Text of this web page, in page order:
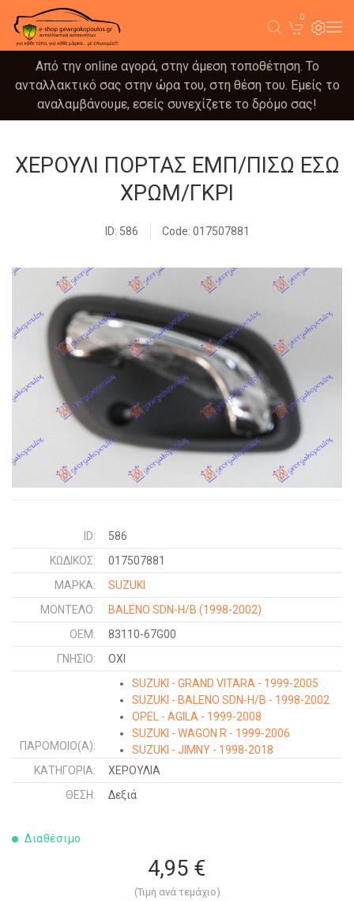
0
Από την online αγορά, στην άμεση τοποθέτηση. Το
ανταλλακτικό σας στην ώρα του, στη θέση του. Εμείς το
αναλαμβάνουμε, εσείς συνεχίζετε το δρόμο σας!
ΧΕΡΟΥΛΙ ΠΟΡΤΑΣ ΕΜΠ/ΠΙΣΩ ΕΣΩ
ΧΡΩΜ/ΓΚΡΙ
ID: 586 Code: 017507881
ID:
586
ΚΩΔΙΚΌΣ:
017507881
ΜΑΡΚΑ:
SUZUKI
ΜΟΝΤΕΛΟ:
BALENO SDN-H/B (1998-2002)
OEM:
83110-67G00
ΓΝΉΣΙΟ:
ΟΧΙ
ΠΑΡΌΜΟΙΟ(Α):
SUZUKI - GRAND VITARA - 1999-2005
SUZUKI - BALENO SDN-H/B - 1998-2002
OPEL - AGILA - 1999-2008
SUZUKI - WAGON R - 1999-2006
SUZUKI - JIMNY - 1998-2018
SUZUKI - BALENO SDN - 1994-1998
SUZUKI - BALENO H/B - 1994-1998
ΚΑΤΗΓΟΡΊΑ:
ΧΕΡΟΥΛΙΑ
ΘΈΣΗ:
Δεξιά
Διαθέσιμο
4,95 €
(Τιμή ανά τεμάχιο)